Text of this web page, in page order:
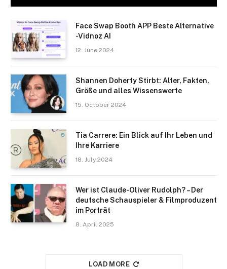
Face Swap Booth APP Beste Alternative
-Vidnoz AI
12. June 2024
Shannen Doherty Stirbt: Alter, Fakten,
Größe und alles Wissenswerte
15. October 2024
Tia Carrere: Ein Blick auf Ihr Leben und
Ihre Karriere
18. July 2024
Wer ist Claude-Oliver Rudolph? – Der
deutsche Schauspieler & Filmproduzent
im Porträt
8. April 2025
LOAD MORE